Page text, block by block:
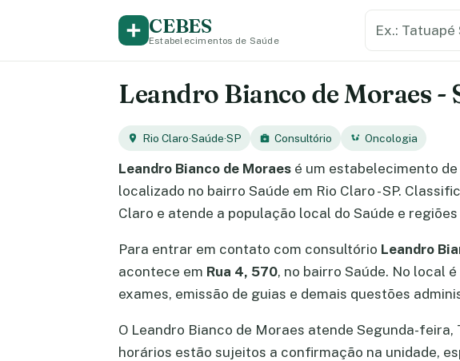
CEBES
Estabelecimentos de Saúde
Leandro Bianco de Moraes -
Rio Claro·Saúde·SP Consultório Oncologia
Leandro Bianco de Moraes é um estabelecimento
localizado no bairro Saúde em Rio Claro - SP.
Claro e atende a população local do Saúde e
Para entrar em contato com consultório Leandro
acontece em Rua 4, 570, no bairro Saúde. No local
exames, emissão de guias e demais questões
O Leandro Bianco de Moraes atende Segunda-
horários estão sujeitos a confirmação na unidade,